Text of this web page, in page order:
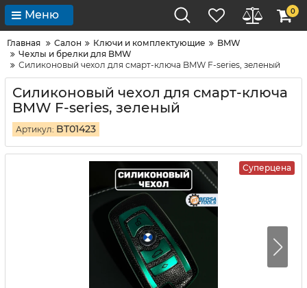
Меню 0
Главная Салон Ключи и комплектующие
BMW
Чехлы и брелки для BMW
Силиконовый чехол для смарт-ключа BMW F-series, зеленый
Силиконовый чехол для смарт-ключа
BMW F-series, зеленый
Артикул: BT01423
Суперцена